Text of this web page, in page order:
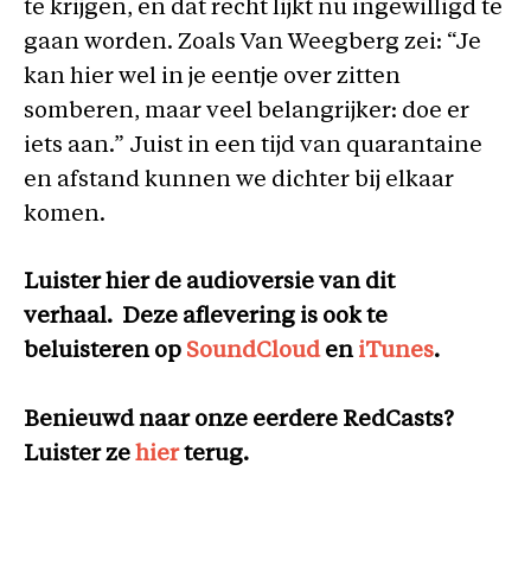
te krijgen, en dat recht lijkt nu ingewilligd te
gaan worden. Zoals Van Weegberg zei: “Je
kan hier wel in je eentje over zitten
somberen, maar veel belangrijker: doe er
iets aan.” Juist in een tijd van quarantaine
en afstand kunnen we dichter bij elkaar
komen.
Luister hier de audioversie van dit
verhaal. Deze aflevering is ook te
beluisteren op SoundClouden iTunes.
Benieuwd naar onze eerdere RedCasts?
Luister ze hierterug.